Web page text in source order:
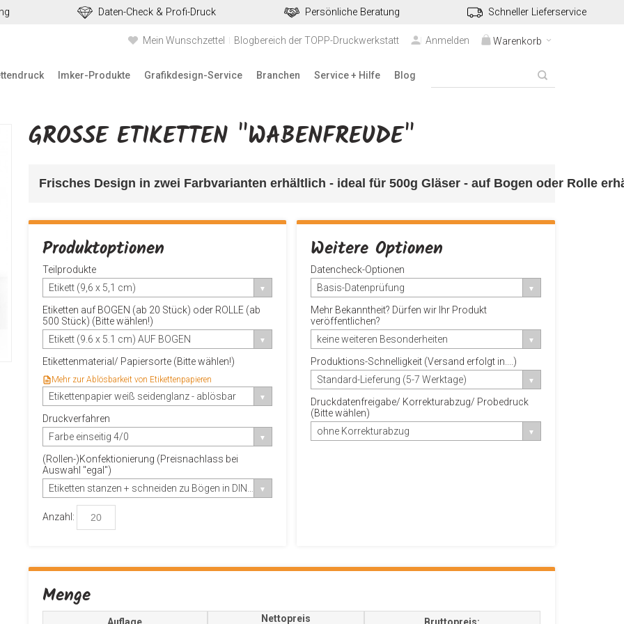
Daten-Check & Profi-Druck Persönliche Beratung Schneller Lieferservice
Warenkorb
Mein Wunschzettel Blogbereich der TOPP-Druckwerkstatt Anmelden
Imker-Produkte Grafikdesign-Service Branchen Service + Hilfe Blog
GROSSE ETIKETTEN "WABENFREUDE"
Frisches Design in zwei Farbvarianten erhältlich - ideal für 500g Gläser - auf Bogen oder Rolle
Produktoptionen
Teilprodukte
Etikett (9,6 x 5,1 cm)
Etiketten auf BOGEN (ab 20 Stück) oder ROLLE (ab
500 Stück) (Bitte wählen!)
Etikett (9.6 x 5.1 cm) AUF BOGEN
Etikettenmaterial/ Papiersorte (Bitte wählen!)
Mehr zur Ablösbarkeit von Etikettenpapieren
Etikettenpapier weiß seidenglanz - ablösbar
Druckverfahren
Farbe einseitig 4/0
(Rollen-)Konfektionierung (Preisnachlass bei
Auswahl "egal")
Anzahl:
Weitere Optionen
Datencheck-Optionen
Basis-Datenprüfung
Mehr Bekanntheit? Dürfen wir Ihr Produkt
veröffentlichen?
keine weiteren Besonderheiten
Produktions-Schnelligkeit (Versand erfolgt in....)
Standard-Lieferung (5-7 Werktage)
Druckdatenfreigabe/ Korrekturabzug/ Probedruck
(Bitte wählen)
ohne Korrekturabzug
Menge
Nettopreis